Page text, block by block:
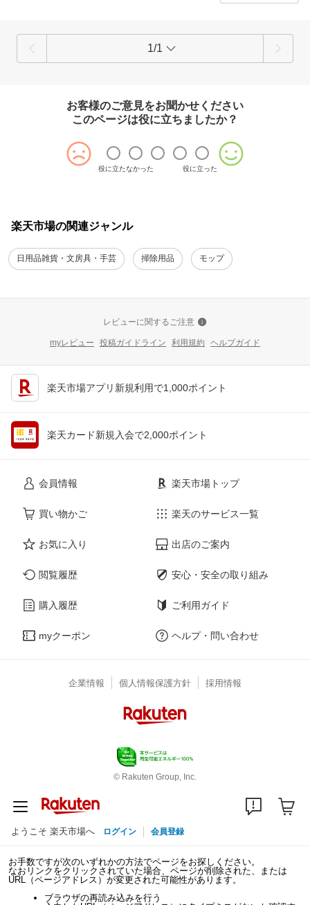
1/1
お客様のご意見をお聞かせください
このページは役に立ちましたか？
役に立たなかった 役に立った
楽天市場の関連ジャンル
日用品雑貨・文房具・手芸 掃除用品 モップ
レビューに関するご注意
myレビュー 投稿ガイドライン 利用規約 ヘルプガイド
楽天市場アプリ新規利用で1,000ポイント
楽天カード新規入会で2,000ポイント
会員情報
買い物かご
お気に入り
閲覧履歴
購入履歴
myクーポン
楽天市場トップ
楽天のサービス一覧
出店のご案内
安心・安全の取り組み
ご利用ガイド
ヘルプ・問い合わせ
企業情報 個人情報保護方針 採用情報
© Rakuten Group, Inc.
ようこそ 楽天市場へ ログイン 会員登録
お手数ですが次のいずれかの方法でページをお探しください。
なおリンクをクリックされていた場合、ページが削除された、または
URL（ページアドレス）が変更された可能性があります。
ブラウザの再読み込みを行う